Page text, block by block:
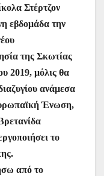
s
e
n
g
er
gr
a
m
Στέρτζον
εβδομάδα την
της Σκωτίας
2019, μόλις θα
ανάμεσα
Ένωση,
το
από το